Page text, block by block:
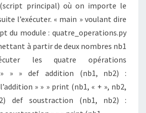
principal) où on importe le
l’exécuter. « main » voulant dire
du module : quatre_operations.py
à partir de deux nombres nb1
les quatre opérations
» » » def addition (nb1, nb2) :
» » » print (nb1, « + », nb2,
def soustraction (nb1, nb2) :